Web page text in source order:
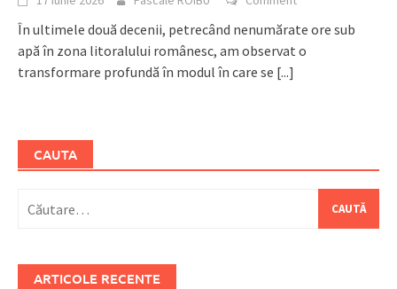
În ultimele două decenii, petrecând nenumărate ore sub
apă în zona litoralului românesc, am observat o
transformare profundă în modul în care se [...]
CAUTA
după:
ARTICOLE RECENTE